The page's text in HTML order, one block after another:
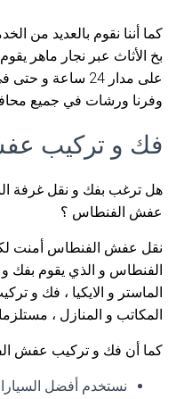
كما أننا نقوم بالعديد من
بخ الأثاث عبر نجار ماهر
على مدار 24 ساعة
وفرنا ورشات في جميع
فك و تركيب
هل ترغب بفك و نقل غرفة
عفش الفنطاس ؟
نقل عفش الفنطاس أمنت
الفنطاس و الذي يقوم بفك
الماستر و الايكيا ، فك و
المكاتب و المنازل ،
كما أن فك و تركيب عفش
نستخدم أفضل